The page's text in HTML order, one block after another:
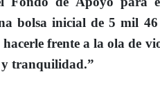
bolsa inicial de 5 mil 46
frente a la ola de
y tranquilidad.”